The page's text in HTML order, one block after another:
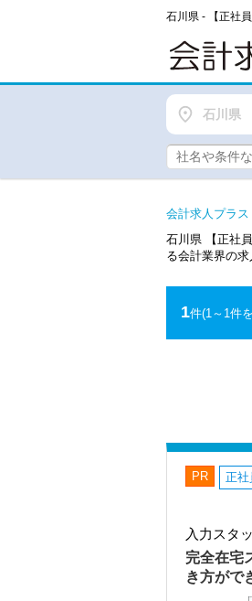
石川県
会計求人プラス
石川県 【正社
る会計業界の求
1件(1～1件
PR 正社
入力スタ
完全在宅
き方がで